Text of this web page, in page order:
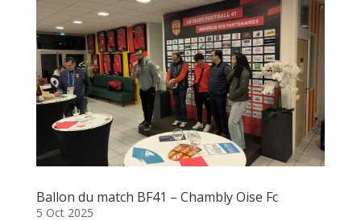
Ballon du match BF41 – Chambly Oise Fc
5 Oct 2025